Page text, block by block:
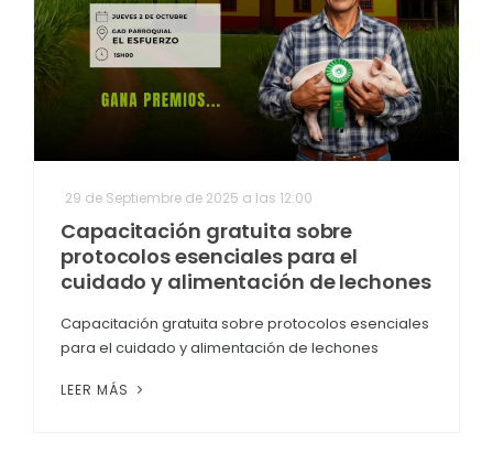
29 de Septiembre de 2025 a las 12:00
Capacitación gratuita sobre
protocolos esenciales para el
cuidado y alimentación de lechones
Capacitación gratuita sobre protocolos esenciales
para el cuidado y alimentación de lechones
LEER MÁS